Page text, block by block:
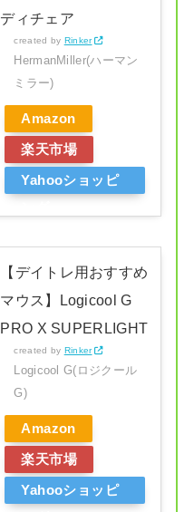
ディチェア
created by Rinker
HermanMiller(ハーマン
ミラー)
Amazon
楽天市場
Yahooショッピ
【デイトレ用おすすめ
マウス】Logicool G
PRO X SUPERLIGHT
created by Rinker
Logicool G(ロジクール
G)
Amazon
楽天市場
Yahooショッピ